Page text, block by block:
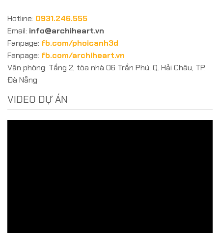
Hotline: 0931.246.555
Email: info@archiheart.vn
Fanpage: fb.com/phoicanh3d
Fanpage: fb.com/archiheart.vn
Văn phòng: Tầng 2, tòa nhà 06 Trần Phú, Q. Hải Châu, TP.
Đà Nẵng
VIDEO DỰ ÁN